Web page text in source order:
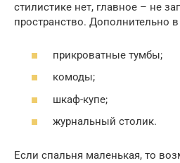
стилистике нет, главное – не
пространство. Дополнительно
прикроватные тумбы;
комоды;
шкаф-купе;
журнальный столик.
Если спальня маленькая, то